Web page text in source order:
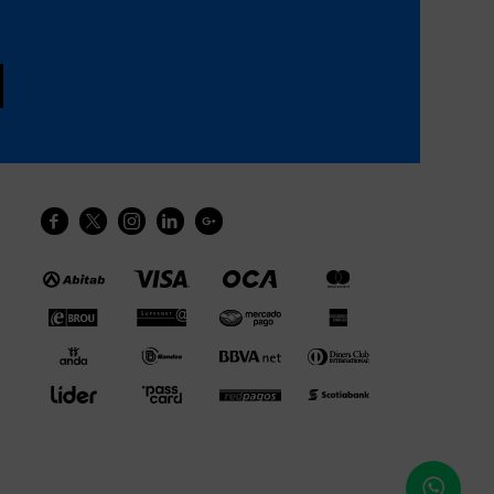
    